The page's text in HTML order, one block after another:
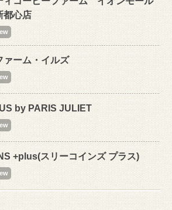
都心店
ァーム・イルズ
by PARIS JULIET
+plus(スリーコインズ プラス)